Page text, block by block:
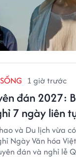
1 giờ trước
đán 2027:
7 ngày liên
và Du lịch vừa
Ngày Văn hóa
đán và nghỉ lễ